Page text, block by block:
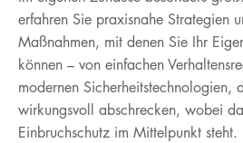
erfahren Sie praxisnahe Strategien
Maßnahmen, mit denen Sie Ihr
können – von einfachen
modernen Sicherheitstechnologien,
wirkungsvoll abschrecken, wobei
Einbruchschutz im Mittelpunkt steht.